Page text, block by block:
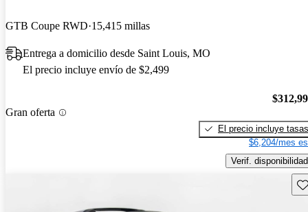
GTB Coupe RWD 15,415 millas
Entrega a domicilio desde Saint Louis, MO
El precio incluye envío de $2,499
Gran oferta
El precio incluye tasas
$6,204/mes
Verif. disponibilidad